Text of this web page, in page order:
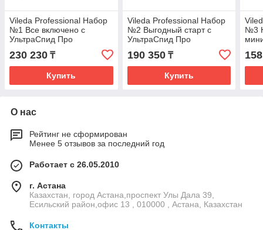
Vileda Professional Набор
№1 Все включено с
УльтраСпид Про
230 230 ₸
Купить
Vileda Professional Набор
№2 Выгодный старт с
УльтраСпид Про
190 350₸
Купить
№3
О нас
Рейтинг не сформирован
Менее 5 отзывов за последний год
Работает с 26.05.2010
г. Астана
Казахстан, город Астана,проспект Улы Дала 39,
Есильский район,офис 13 , 010000 , Астана, Казахстан
Контакты